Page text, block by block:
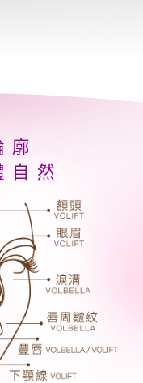
廓
自然